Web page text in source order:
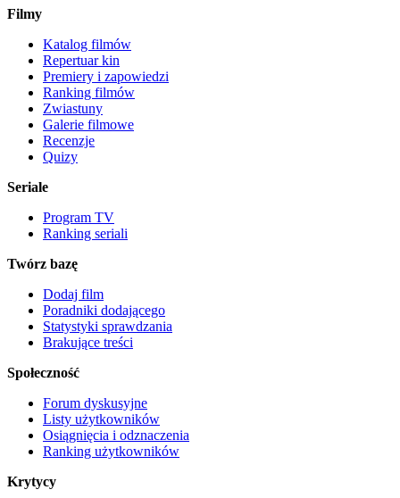
Filmy
Katalog filmów
Repertuar kin
Premiery i zapowiedzi
Ranking filmów
Zwiastuny
Galerie filmowe
Recenzje
Quizy
Seriale
Program TV
Ranking seriali
Twórz bazę
Dodaj film
Poradniki dodającego
Statystyki sprawdzania
Brakujące treści
Społeczność
Forum dyskusyjne
Listy użytkowników
Osiągnięcia i odznaczenia
Ranking użytkowników
Krytycy